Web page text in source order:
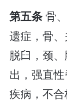
第五条骨
遗症，骨
脱臼，颈
出，强直
疾病，不合